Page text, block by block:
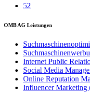
52
OMB AG Leistungen
Internet Public
Social Media
Online Reputation
Influencer